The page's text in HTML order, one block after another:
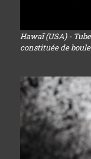
Hawaï (USA) -
constituée de